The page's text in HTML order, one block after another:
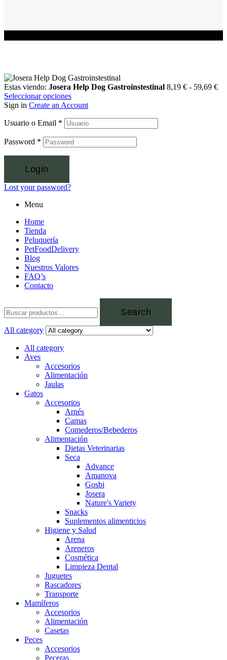
Estas viendo: Josera Help Dog Gastroinstestinal 8,19 € - 59,69 €
Seleccionar opciones
Sign in Create an Account
Usuario o Email *
Password *
Login
Lost your password?
Menu
Home
Tienda
Peluquería
PetFoodDelivery
Blog
Nuestros Valores
FAQ’s
Contacto
Search
All category
All category
Aves
Accesorios
Alimentación
Jaulas
Gatos
Accesorios
Arnés
Camas
Comederos/Bebederos
Alimentación
Dietas Veterinarias
Seca
Advance
Amanova
Gosbi
Josera
Nature's Variety
Snacks
Suplementos alimenticios
Higiene y Salud
Arena
Areneros
Cosmética
Limpieza Dental
Juguetes
Rascadores
Transporte
Mamíferos
Accesorios
Alimentación
Casetas
Peces
Accesorios
Peceras